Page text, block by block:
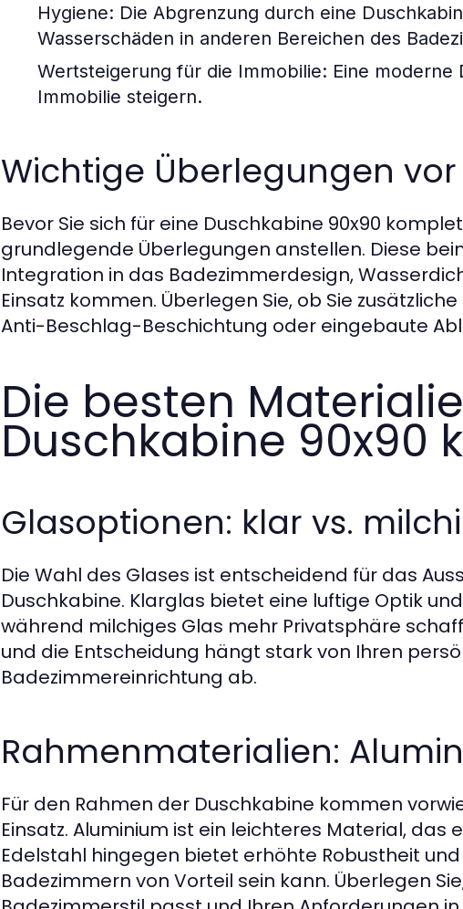
Hygiene: Die Abgrenzung durch eine
Wasserschäden in anderen Bereichen des
Wertsteigerung für die Immobilie: Eine moderne
Immobilie steigern.
Wichtige Überlegungen
Bevor Sie sich für eine Duschkabine 90x90
grundlegende Überlegungen anstellen. Diese
Integration in das Badezimmerdesign,
Einsatz kommen. Überlegen Sie, ob Sie
Anti-Beschlag-Beschichtung oder eingebaute
Die besten
Duschkabine 90x90
Glasoptionen: klar vs.
Die Wahl des Glases ist entscheidend für das
Duschkabine. Klarglas bietet eine luftige Optik
während milchiges Glas mehr Privatsphäre
und die Entscheidung hängt stark von Ihren
Badezimmereinrichtung ab.
Rahmenmaterialien:
Für den Rahmen der Duschkabine kommen
Einsatz. Aluminium ist ein leichteres Material,
Edelstahl hingegen bietet erhöhte Robustheit
Badezimmern von Vorteil sein kann. Überlegen